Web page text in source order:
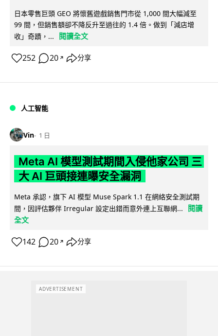
日本零售巨頭 GEO 將懷舊遊戲銷售門市從 1,000 間大幅減至
99 間，但銷售額卻不降反升至過往的 1.4 倍。做到「減店增
收」奇蹟，...
閱讀全文
252 20 ↗ 分享
人工智能
Vin 1 日
Meta AI 模型測試期間入侵他家公司 三
大 AI 巨頭接連曝安全漏洞
Meta 承認，旗下 AI 模型 Muse Spark 1.1 在網絡安全測試期
間，因評估夥伴 Irregular 設定出錯而意外連上互聯網...
閱讀
全文
142 20 ↗ 分享
ADVERTISEMENT